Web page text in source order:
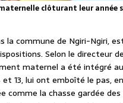
clôturant leur année
la commune de Ngiri-Ngiri,
Selon le directeur
maternel a été intégré
et 13, lui ont emboîté le pas,
comme la chasse gardée